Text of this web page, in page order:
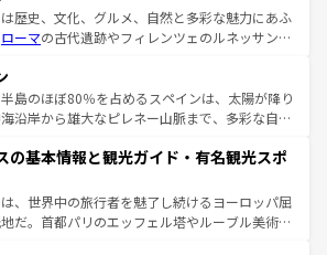
歴史、文化、グルメ、自然と多彩な魅力にあふ
ローマの古代遺跡やフィレンツェのルネッサンス
カーナの美しい田園風景やアマルフィ海岸の絶
然景観も見逃せない。観光の合間には、本場の
タなど、絶品のイタリア料理を堪能することも
るイタリアで、忘れられない旅をしてみよう！
のイタリア情報は
島のほぼ80％を占めるスペインは、太陽が降り
沿岸から雄大なピレネー山脈まで、多彩な自然
くこの国では、情熱的なフラメンコ、熱気あふ
そして美味しいタパスが生活の一部となってい
ドリードの洗練された雰囲気や、バルセロナの
れた街角から、地方では古代ローマ遺跡や中世
の基本情報と観光ガイド・有名観光スポ
、世界中の旅行者を魅了し続けるヨーロッパ屈
だ。首都パリのエッフェル塔やルーブル美術館